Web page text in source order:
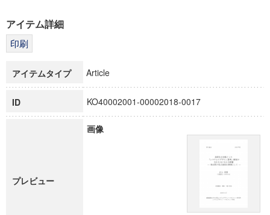
科学研究費補助金研究成果報告書
博士課程教育リーディングプログラム「超成熟社会発展のサ
アイテム詳細
アイテムタイプ Article
ID KO40002001-00002018-0017
プレビュー
画像